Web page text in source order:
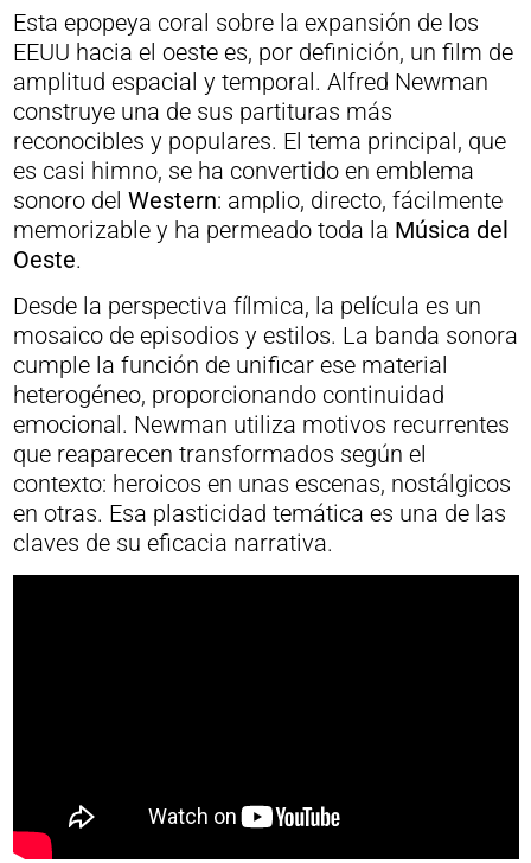
Esta epopeya coral sobre la expansión de los
EEUU hacia el oeste es, por definición, un film de
amplitud espacial y temporal. Alfred Newman
construye una de sus partituras más
reconocibles y populares. El tema principal, que
es casi himno, se ha convertido en emblema
sonoro del Western: amplio, directo, fácilmente
memorizable y ha permeado toda la Música del
Oeste.
Desde la perspectiva fílmica, la película es un
mosaico de episodios y estilos. La banda sonora
cumple la función de unificar ese material
heterogéneo, proporcionando continuidad
emocional. Newman utiliza motivos recurrentes
que reaparecen transformados según el
contexto: heroicos en unas escenas, nostálgicos
en otras. Esa plasticidad temática es una de las
claves de su eficacia narrativa.